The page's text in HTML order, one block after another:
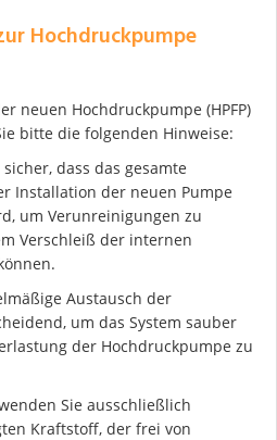
Hochdruckpumpe
neuen Hochdruckpumpe (HPFP)
bitte die folgenden Hinweise:
dass das gesamte
Installation der neuen Pumpe
um Verunreinigungen zu
Verschleiß der internen
Austausch der
um das System sauber
der Hochdruckpumpe zu
Sie ausschließlich
Kraftstoff, der frei von